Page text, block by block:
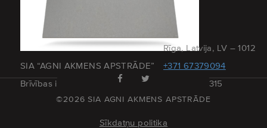
SIA “AGNI AKMENS APSTRĀDE”
Brīvības iela 173 – 27
Rīga, Latvija, LV – 1012
+371 67379094
+371 29215315
©2026 SIA AGNI AKMENS APSTRĀDE
Sīkdatņu politika